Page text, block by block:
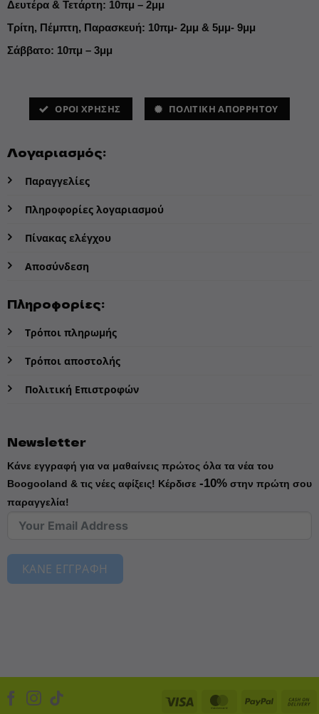
Δευτέρα & Τετάρτη: 10πμ – 2μμ
Τρίτη, Πέμπτη, Παρασκευή: 10πμ- 2μμ & 5μμ- 9μμ
Σάββατο: 10πμ – 3μμ
ΌΡΟΙ ΧΡΗΣΗΣ ΠΟΛΙΤΙΚΗ ΑΠΟΡΡΗΤΟΥ
Λογαριασμός:
Παραγγελίες
Πληροφορίες λογαριασμού
Πίνακας ελέγχου
Αποσύνδεση
Πληροφορίες:
Τρόποι πληρωμής
Τρόποι αποστολής
Πολιτική Επιστροφών
Newsletter
Κάνε εγγραφή για να μαθαίνεις πρώτος όλα τα νέα του
Boogooland & τις νέες αφίξεις! Κέρδισε -10%στην πρώτη σου
παραγγελία!
ΚΑΝΕ ΕΓΓΡΑΦΗ
Visa MasterCard
PayPal